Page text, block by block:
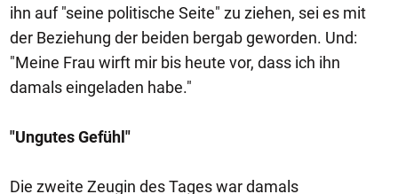
ihn auf "seine politische Seite" zu ziehen, sei es mit
der Beziehung der beiden bergab geworden. Und:
"Meine Frau wirft mir bis heute vor, dass ich ihn
damals eingeladen habe."
"Ungutes Gefühl"
Die zweite Zeugin des Tages war damals